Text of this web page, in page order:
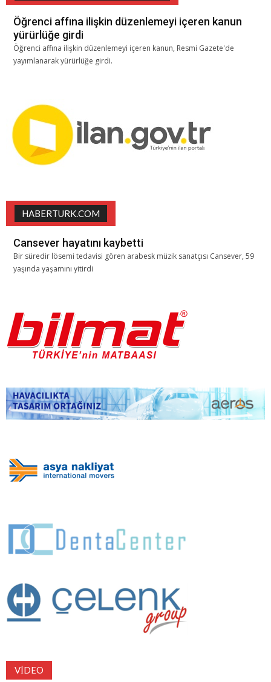
Öğrenci affına ilişkin düzenlemeyi içeren kanun
yürürlüğe girdi
Öğrenci affına ilişkin düzenlemeyi içeren kanun, Resmi Gazete'de
yayımlanarak yürürlüğe girdi.
HABERTURK.COM
Cansever hayatını kaybetti
Bir süredir lösemi tedavisi gören arabesk müzik sanatçısı Cansever, 59
yaşında yaşamını yitirdi
VIDEO